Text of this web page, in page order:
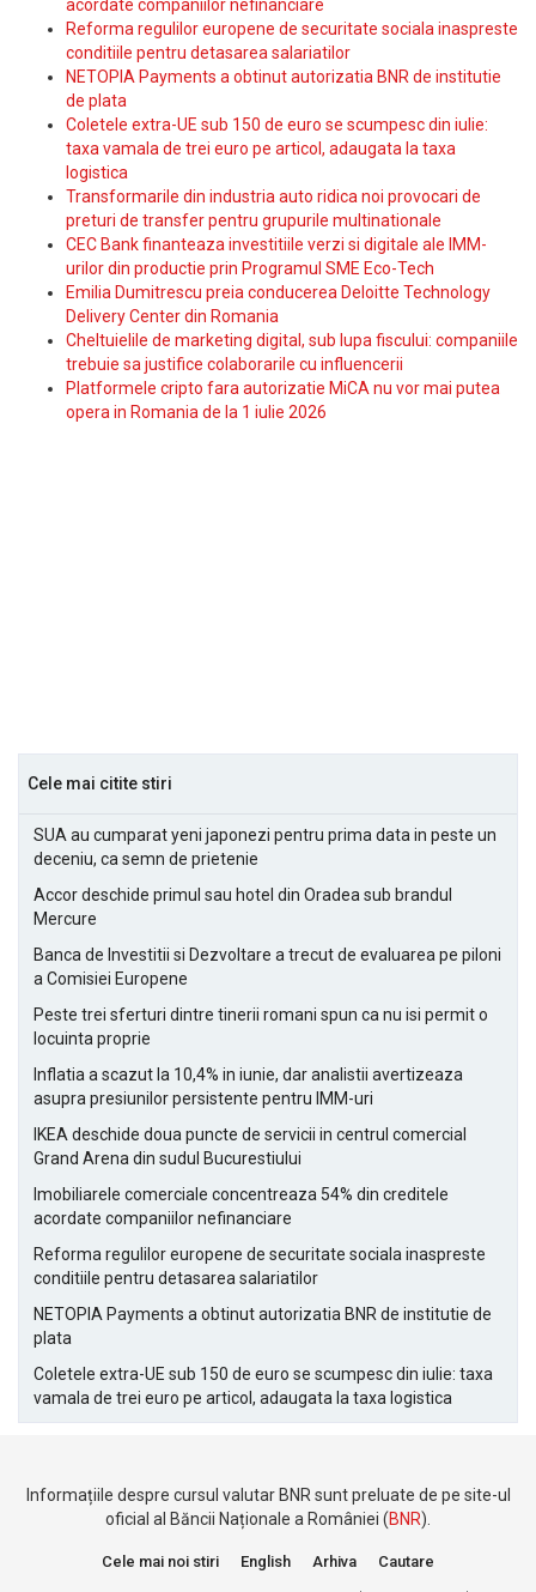
acordate companiilor nefinanciare
Reforma regulilor europene de securitate sociala inaspreste
conditiile pentru detasarea salariatilor
NETOPIA Payments a obtinut autorizatia BNR de institutie
de plata
Coletele extra-UE sub 150 de euro se scumpesc din iulie:
taxa vamala de trei euro pe articol, adaugata la taxa
logistica
Transformarile din industria auto ridica noi provocari de
preturi de transfer pentru grupurile multinationale
CEC Bank finanteaza investitiile verzi si digitale ale IMM-
urilor din productie prin Programul SME Eco-Tech
Emilia Dumitrescu preia conducerea Deloitte Technology
Delivery Center din Romania
Cheltuielile de marketing digital, sub lupa fiscului: companiile
trebuie sa justifice colaborarile cu influencerii
Platformele cripto fara autorizatie MiCA nu vor mai putea
opera in Romania de la 1 iulie 2026
Cele mai citite stiri
SUA au cumparat yeni japonezi pentru prima data in peste un
deceniu, ca semn de prietenie
Accor deschide primul sau hotel din Oradea sub brandul
Mercure
Banca de Investitii si Dezvoltare a trecut de evaluarea pe piloni
a Comisiei Europene
Peste trei sferturi dintre tinerii romani spun ca nu isi permit o
locuinta proprie
Inflatia a scazut la 10,4% in iunie, dar analistii avertizeaza
asupra presiunilor persistente pentru IMM-uri
IKEA deschide doua puncte de servicii in centrul comercial
Grand Arena din sudul Bucurestiului
Imobiliarele comerciale concentreaza 54% din creditele
acordate companiilor nefinanciare
Reforma regulilor europene de securitate sociala inaspreste
conditiile pentru detasarea salariatilor
NETOPIA Payments a obtinut autorizatia BNR de institutie de
plata
Coletele extra-UE sub 150 de euro se scumpesc din iulie: taxa
vamala de trei euro pe articol, adaugata la taxa logistica
Informațiile despre cursul valutar BNR sunt preluate de pe site-ul
oficial al Băncii Naționale a României (BNR).
Cele mai noi stiri English Arhiva Cautare